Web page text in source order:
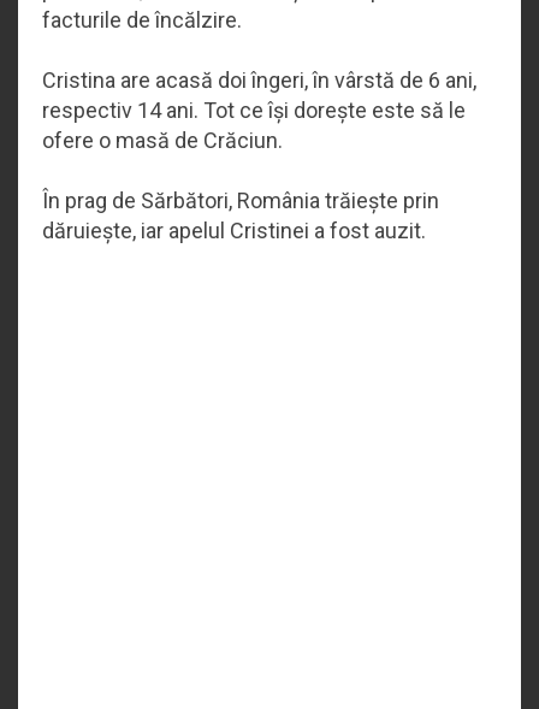
facturile de încălzire.
Cristina are acasă doi îngeri, în vârstă de 6 ani,
respectiv 14 ani. Tot ce își dorește este să le
ofere o masă de Crăciun.
În prag de Sărbători, România trăiește prin
dăruiește, iar apelul Cristinei a fost auzit.